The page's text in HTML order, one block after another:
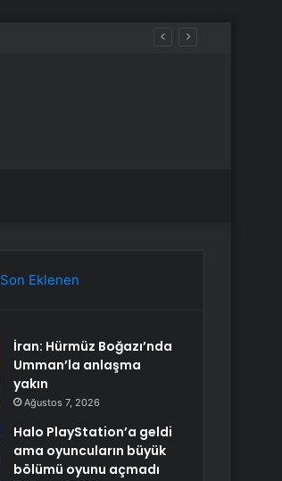
Son Eklenen
İran: Hürmüz Boğazı’nda
Umman’la anlaşma
yakın
Ağustos 7, 2026
Halo PlayStation’a geldi
ama oyuncuların büyük
bölümü oyunu açmadı